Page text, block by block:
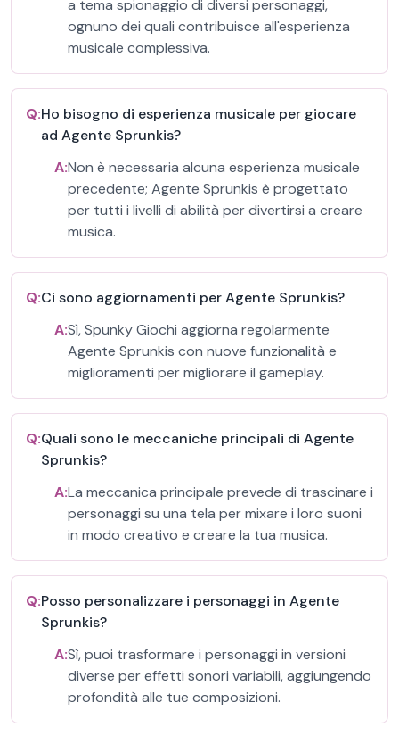
a tema spionaggio di diversi personaggi,
ognuno dei quali contribuisce all'esperienza
musicale complessiva.
Q:Ho bisogno di esperienza musicale per giocare
ad Agente Sprunkis?
A:Non è necessaria alcuna esperienza musicale
precedente; Agente Sprunkis è progettato
per tutti i livelli di abilità per divertirsi a creare
musica.
Q:Ci sono aggiornamenti per Agente Sprunkis?
A:Sì, Spunky Giochi aggiorna regolarmente
Agente Sprunkis con nuove funzionalità e
miglioramenti per migliorare il gameplay.
Q:Quali sono le meccaniche principali di Agente
Sprunkis?
A:La meccanica principale prevede di trascinare i
personaggi su una tela per mixare i loro suoni
in modo creativo e creare la tua musica.
Q:Posso personalizzare i personaggi in Agente
Sprunkis?
A:Sì, puoi trasformare i personaggi in versioni
diverse per effetti sonori variabili, aggiungendo
profondità alle tue composizioni.